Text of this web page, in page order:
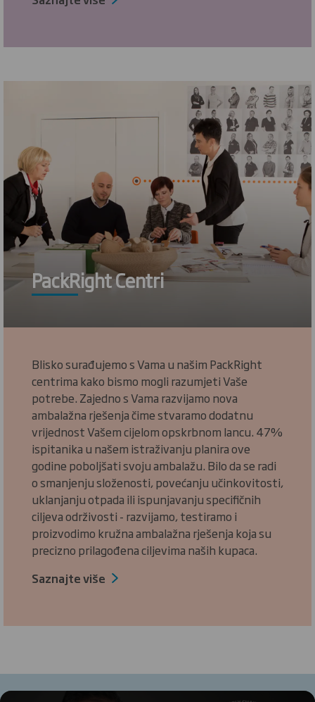
PackRight Centri
Blisko surađujemo s Vama u našim PackRight
centrima kako bismo mogli razumjeti Vaše
potrebe. Zajedno s Vama razvijamo nova
ambalažna rješenja čime stvaramo dodatnu
vrijednost Vašem cijelom opskrbnom lancu. 47%
ispitanika u našem istraživanju planira ove
godine poboljšati svoju ambalažu. Bilo da se radi
o smanjenju složenosti, povećanju učinkovitosti,
uklanjanju otpada ili ispunjavanju specifičnih
ciljeva održivosti - razvijamo, testiramo i
proizvodimo kružna ambalažna rješenja koja su
precizno prilagođena ciljevima naših kupaca.
Saznajte više